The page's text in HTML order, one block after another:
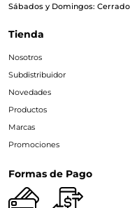
Sábados y Domingos: Cerrado
Tienda
Nosotros
Subdistribuidor
Novedades
Productos
Marcas
Promociones
Formas de Pago